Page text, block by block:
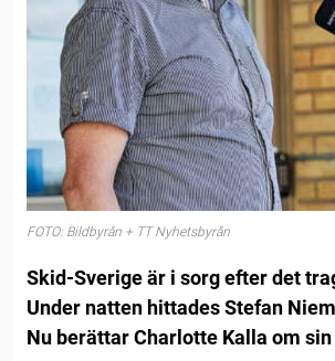
FOTO: Bildbyrån + TT Nyhetsbyrån
Skid-Sverige är i sorg efter det
Under natten hittades Stefan
Nu berättar Charlotte Kalla om